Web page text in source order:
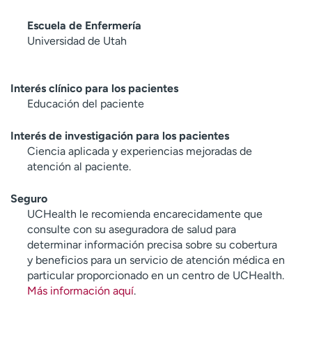
Escuela de Enfermería
Universidad de Utah
Interés clínico para los pacientes
Educación del paciente
Interés de investigación para los pacientes
Ciencia aplicada y experiencias mejoradas de
atención al paciente.
Seguro
UCHealth le recomienda encarecidamente que
consulte con su aseguradora de salud para
determinar información precisa sobre su cobertura
y beneficios para un servicio de atención médica en
particular proporcionado en un centro de UCHealth.
Más información aquí.